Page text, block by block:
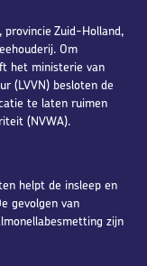
provincie Zuid-Holland,
Om
het ministerie van
(LVVN) besloten de
te laten ruimen
(NVWA).
helpt de insleep en
gevolgen van
zijn